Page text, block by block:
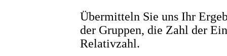
Übermitteln Sie uns Ihr
der Gruppen, die Zahl der
Relativzahl.